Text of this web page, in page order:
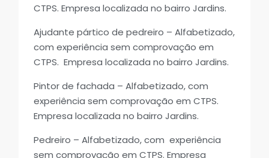
CTPS. Empresa localizada no bairro Jardins.
Ajudante pártico de pedreiro – Alfabetizado,
com experiência sem comprovação em
CTPS. Empresa localizada no bairro Jardins.
Pintor de fachada – Alfabetizado, com
experiência sem comprovação em CTPS.
Empresa localizada no bairro Jardins.
Pedreiro – Alfabetizado, com experiência
sem comprovação em CTPS. Empresa